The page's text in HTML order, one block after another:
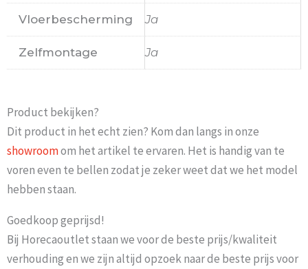
Vloerbescherming Ja
Zelfmontage Ja
Product bekijken?
Dit product in het echt zien? Kom dan langs in onze
showroomom het artikel te ervaren. Het is handig van te
voren even te bellen zodat je zeker weet dat we het model
hebben staan.
Goedkoop geprijsd!
Bij Horecaoutlet staan we voor de beste prijs/kwaliteit
verhouding en we zijn altijd opzoek naar de beste prijs voor